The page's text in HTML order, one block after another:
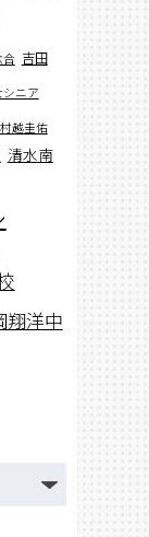
合 吉田
シニア
村越圭佑
清水南
翔洋中